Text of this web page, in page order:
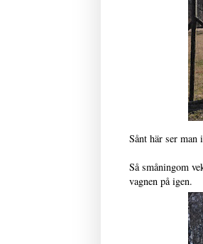
Sånt här ser man
Så småningom
vagnen på igen.